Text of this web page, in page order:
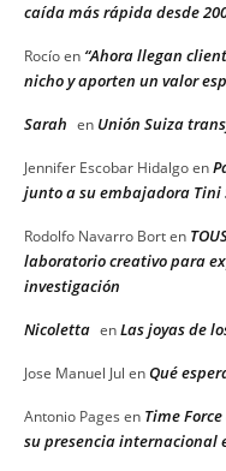
caída más rápida desde
Rocíoen “Ahora llegan
nicho y aporten un valor
Sarah en Unión Suiza
Jennifer Escobar Hidalgoen
junto a su embajadora Tini
Rodolfo Navarro Borten
laboratorio creativo para
investigación
Nicoletta enLas joyas de
Jose Manuel Jul enQué
Antonio Pages en Time
su presencia internacional